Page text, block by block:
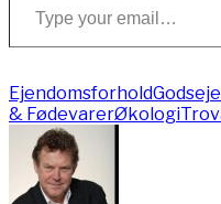
Ejendomsforhold
& FødevarerØkologi